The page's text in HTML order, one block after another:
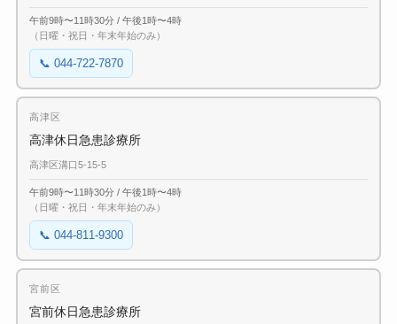
午前9時〜11時30分 / 午後1時〜4時
（日曜・祝日・年末年始のみ）
📞 044-722-7870
高津区
高津休日急患診療所
高津区溝口5-15-5
午前9時〜11時30分 / 午後1時〜4時
（日曜・祝日・年末年始のみ）
📞 044-811-9300
宮前区
宮前休日急患診療所